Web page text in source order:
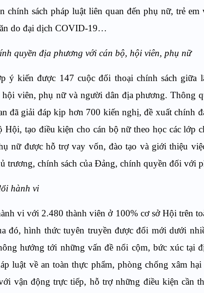
chính sách pháp luật liên quan đến phụ nữ, trẻ
do đại dịch COVID-19…
quyền địa phương với cán bộ, hội viên, phụ nữ
ý kiến được 147 cuộc đối thoại chính sách giữa
viên, phụ nữ và người dân địa phương. Thông
đã giải đáp kịp hơn 700 kiến nghị, đề xuất chính
tạo điều kiện cho cán bộ nữ theo học các lớp
nữ được hỗ trợ vay vốn, đào tạo và giới thiệu
trương, chính sách của Đảng, chính quyền đối với
hành vi
vi với 2.480 thành viên ở 100% cơ sở Hội trên
đó, hình thức tuyên truyền được đổi mới dưới
hướng tới những vấn đề nổi cộm, bức xúc tại
luật về an toàn thực phẩm, phòng chống xâm
vận động trực tiếp, hỗ trợ những điều kiện cần